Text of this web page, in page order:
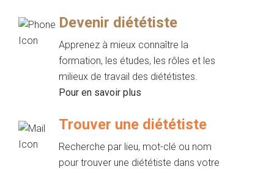
Devenir diététiste
Apprenez à mieux connaître la
formation, les études, les rôles et les
milieux de travail des diététistes.
Pour en savoir plus
Trouver une diététiste
Recherche par lieu, mot-clé ou nom
pour trouver une diététiste dans votre